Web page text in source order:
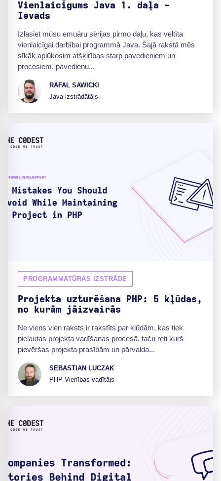
Vienlaicīgums Java 1. daļa -
Ievads
Izlasiet mūsu emuāru sērijas pirmo daļu, kas veltīta
vienlaicīgai darbībai programmā Java. Šajā rakstā mēs
sīkāk aplūkosim atšķirības starp pavedieniem un
procesiem, pavedienu...
RAFAL SAWICKI
Java izstrādātājs
PROGRAMMATŪRAS IZSTRĀDE
Projekta uzturēšana PHP: 5 kļūdas,
no kurām jāizvairās
Ne viens vien raksts ir rakstīts par kļūdām, kas tiek
pieļautas projekta vadīšanas procesā, taču reti kurš
pievēršas projekta prasībām un pārvalda...
SEBASTIAN LUCZAK
PHP Vienības vadītājs